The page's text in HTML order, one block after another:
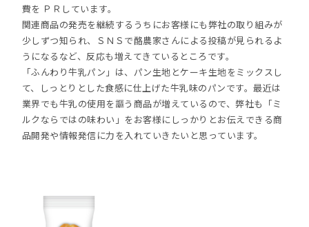
費を ＰＲしています。
関連商品の発売を継続するうちにお客様にも弊社の取り組みが
少しずつ知られ、ＳＮＳで酪農家さんによる投稿が見られるよ
うになるなど、反応も増えてきているところです。
「ふんわり牛乳パン」は、パン生地とケーキ生地をミックスし
て、しっとりとした食感に仕上げた牛乳味のパンです。最近は
業界でも牛乳の使用を謳う商品が増えているので、弊社も「ミ
ルクならではの味わい」をお客様にしっかりとお伝えできる商
品開発や情報発信に力を入れていきたいと思っています。